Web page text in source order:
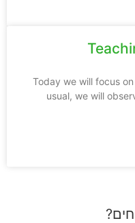
Today we will focus
usual, we will